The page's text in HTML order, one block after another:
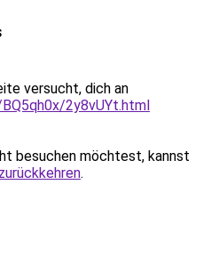
versucht, dich an
2y8vUYt.html
besuchen möchtest, kannst
.